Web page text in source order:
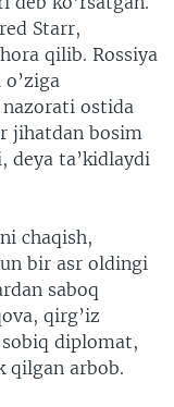
Starr,
qilib. Rossiya
ostida
jihatdan bosim
deya ta’kidlaydi
chaqish,
bir asr oldingi
saboq
qirg’iz
diplomat,
qilgan arbob.